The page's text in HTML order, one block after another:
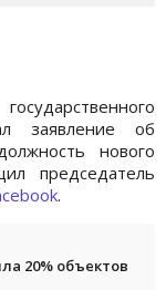
заявление об
нового
председатель
.
20% объектов